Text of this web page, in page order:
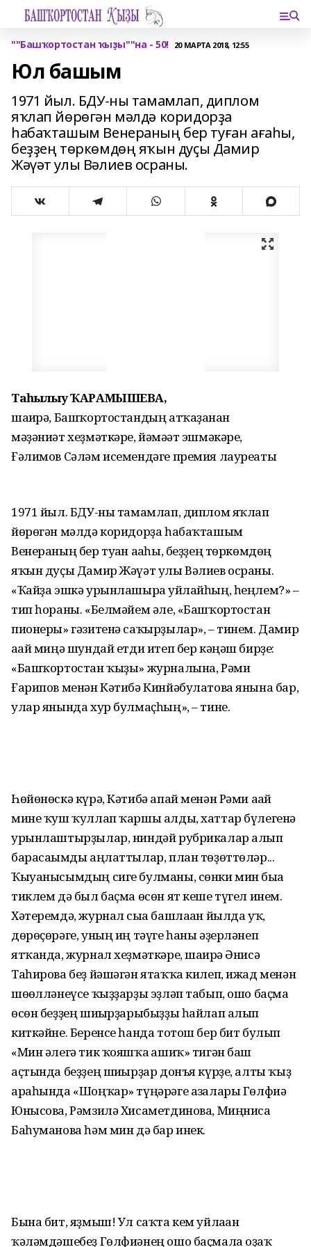
""Башҡортостан ҡыҙы""на - 50! 20 МАРТА 2018, 12:55
Юл башым
1971 йыл. БДУ-ны тамамлап, диплом
яҡлап йөрөгән мәлдә коридорҙа
һабаҡташым Венераның бер туған ағаһы,
беҙҙең төркөмдөң яҡын дуҫы Дамир
Жәүәт улы Вәлиев осраны.
Таңһылыу ҠАРАМЫШЕВА,
шағирә, Башҡортостандың атҡаҙанған
мәҙәниәт хеҙмәткәре, йәмәғәт эшмәкәре,
Ғәлимов Сәләм исемендәге премия лауреаты
1971 йыл. БДУ-ны тамамлап, диплом яҡлап
йөрөгән мәлдә коридорҙа һабаҡташым
Венераның бер туған ағаһы, беҙҙең төркөмдөң
яҡын дуҫы Дамир Жәүәт улы Вәлиев осраны.
«Ҡайҙа эшкә урынлашырға уйлайһың, һеңлем?» –
тип һораны. «Белмәйем әле, «Башҡортостан
пионеры» гәзитенә саҡырҙылар», – тинем. Дамир
ағай миңә шундай етди итеп бер кәңәш бирҙе:
«Башҡортостан ҡыҙы» журналына, Рәми
Ғарипов менән Кәтибә Кинйәбулатова янына бар,
улар янында хур булмаҫһың», – тине.
Һөйөнөскә күрә, Кәтибә апай менән Рәми ағай
мине ҡуш ҡуллап ҡаршы алды, хаттар бүлегенә
урынлаштырҙылар, ниндәй руб­рикалар алып
барасағымды аңлат­тылар, план төҙөттөләр...
Ҡыуанысымдың сиге булманы, сөнки мин быға
тиклем дә был баҫма өсөн ят кеше түгел инем.
Хәтеремдә, журнал сыға башлаған йылда уҡ,
дөрөҫөрәге, уның иң тәүге һаны әҙерләнеп
ятҡанда, журнал хеҙмәткәре, шағирә Әнисә
Таһирова беҙ йәшәгән ятаҡҡа килеп, ижад менән
шөғөлләнеүсе ҡыҙҙарҙы эҙләп табып, ошо баҫма
өсөн беҙҙең шиғырҙарыбыҙҙы һайлап алып
киткәйне. Беренсе һанда тотош бер бит булып
«Мин әлегә тик ҡояшҡа ғашиҡ» тигән баш
аҫтында беҙҙең шиғырҙар донъя күрҙе, алты ҡыҙ
араһында «Шоңҡар» түңәрәге ағзалары Гөлфиә
Юнысова, Рәмзилә Хисаметдинова, Миңниса
Баһуманова һәм мин дә бар инек.
Бына бит, яҙмыш! Ул саҡта кем уйлаған
ҡәләмдәшебеҙ Гөлфиәнең ошо баҫмала оҙаҡ